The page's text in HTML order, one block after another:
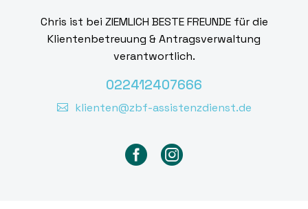
Chris ist bei ZIEMLICH BESTE FREUNDE für die
Klientenbetreuung & Antragsverwaltung
verantwortlich.
022412407666
klienten@zbf-assistenzdienst.de